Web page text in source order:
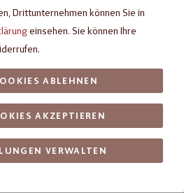
Osterhase
g
Drittunternehmen können Sie in
einsehen. Sie können Ihre
VERWALTEN
AKZEPTIEREN
ABLEHNEN